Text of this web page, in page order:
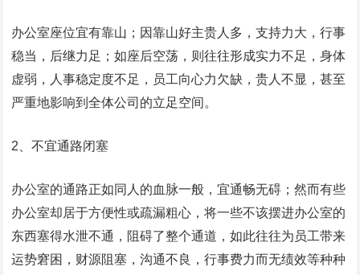
办公室座位宜有靠山；因靠山好主贵人多，支持力大，行事
稳当，后继力足；如座后空荡，则往往形成实力不足，身体
虚弱，人事稳定度不足，员工向心力欠缺，贵人不显，甚至
严重地影响到全体公司的立足空间。
2、不宜通路闭塞
办公室的通路正如同人的血脉一般，宜通畅无碍；然而有些
办公室却居于方便性或疏漏粗心，将一些不该摆进办公室的
东西塞得水泄不通，阻碍了整个通道，如此往往为员工带来
运势窘困，财源阻塞，沟通不良，行事费力而无绩效等种种